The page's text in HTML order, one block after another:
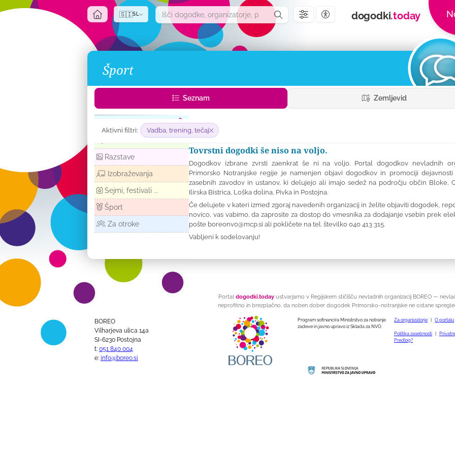
🇸🇮SL
Nastavitve dostopnosti
dogodki.today
Šport
Seznam Zemljevid
Razstave
Izobraževanja
Sejmi, festivali ...
Šport
Za otroke
Aktivni filtri: Vadba, trening, tečaj
Tovrstni dogodki še niso na voljo.
Dogodkov izbrane zvrsti zaenkrat še ni na voljo. Portal dogodkov nevladnih
Primorsko Notranjske regije je namenjen objavi dogodkov in promociji dejavnosti
zasebnih zavodov in ustanov, ki delujejo ali imajo sedež na področju občin Bloke,
Ilirska Bistrica, Loška dolina, Pivka in Postojna.
Če delujete v kateri izmed zgoraj navedenih organizacij in želite objaviti dogodek,
novico, vas vabimo, da zaprosite za dostop do vmesnika za dodajanje vsebin prek
pošte boreonvo@mcp.si ali pokličete na tel. številko 040 413 315.
Vabljeni k sodelovanju!
Portal dogodki.todayustvarjamo v Regijskem stičišču nevladnih organizacij BOREO —
neprofitno in brezplačno, da noben dober dogodek Primorsko-notranjske ne ostane
BOREO
Vilharjeva ulica 14a
SI-6230 Postojna
t: 051 840 004
e: info@boreo.si
Program sofinancira Ministrstvo za notranje
zadeve in javno upravo iz Sklada za NVO.
Za organizatorje O portalu
Politika zasebnosti
Predlog?